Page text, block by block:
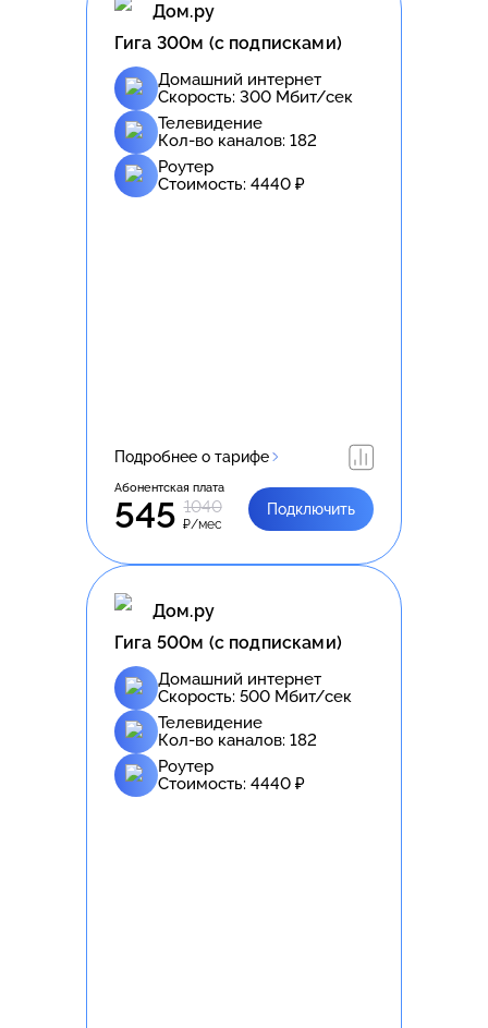
Дом.ру
Гига 300м (с подписками)
Домашний интернет
Скорость: 300 Мбит/сек
Телевидение
Кол-во каналов: 182
Роутер
Стоимость: 4440 ₽
Подробнее о тарифе
Абонентская плата
545 1040
₽/мес
Подключить
Дом.ру
Гига 500м (с подписками)
Домашний интернет
Скорость: 500 Мбит/сек
Телевидение
Кол-во каналов: 182
Роутер
Стоимость: 4440 ₽